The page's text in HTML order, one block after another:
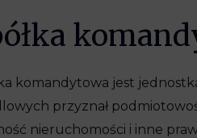
komandytowa jest
przyznał
nieruchomości i inne